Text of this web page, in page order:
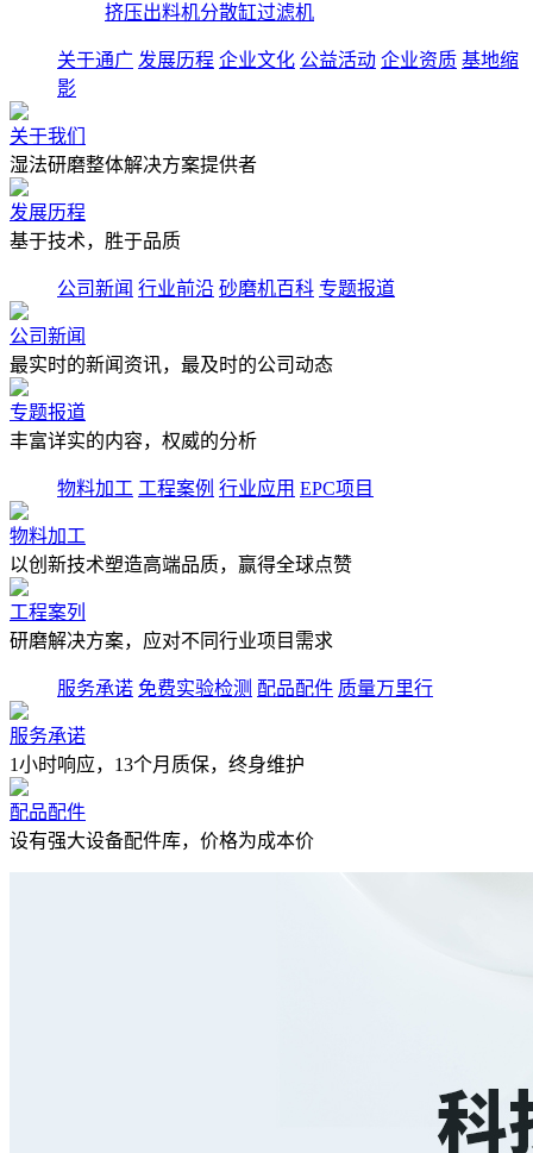
挤压出料机分散缸过滤机
关于通广 发展历程 企业文化 公益活动 企业资质 基地缩
影
关于我们
湿法研磨整体解决方案提供者
发展历程
基于技术，胜于品质
公司新闻 行业前沿 砂磨机百科 专题报道
公司新闻
最实时的新闻资讯，最及时的公司动态
专题报道
丰富详实的内容，权威的分析
物料加工 工程案例 行业应用 EPC项目
物料加工
以创新技术塑造高端品质，赢得全球点赞
工程案列
研磨解决方案，应对不同行业项目需求
服务承诺 免费实验检测 配品配件 质量万里行
服务承诺
1小时响应，13个月质保，终身维护
配品配件
设有强大设备配件库，价格为成本价